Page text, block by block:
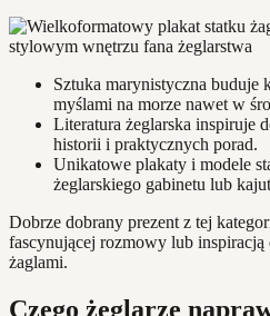
Sztuka marynistyczna buduje
myślami na morze nawet w
Literatura żeglarska inspiruje
historii i praktycznych porad.
Unikatowe plakaty i modele
żeglarskiego gabinetu lub
Dobrze dobrany prezent z tej
fascynującej rozmowy lub
żaglami.
Czego żeglarze